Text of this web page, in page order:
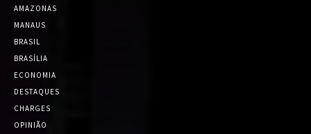
AMAZONAS
MANAUS
BRASIL
BRASÍLIA
ECONOMIA
DESTAQUES
CHARGES
OPINIÃO